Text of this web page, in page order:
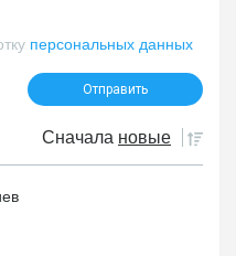
персональных данных
Сначала новые